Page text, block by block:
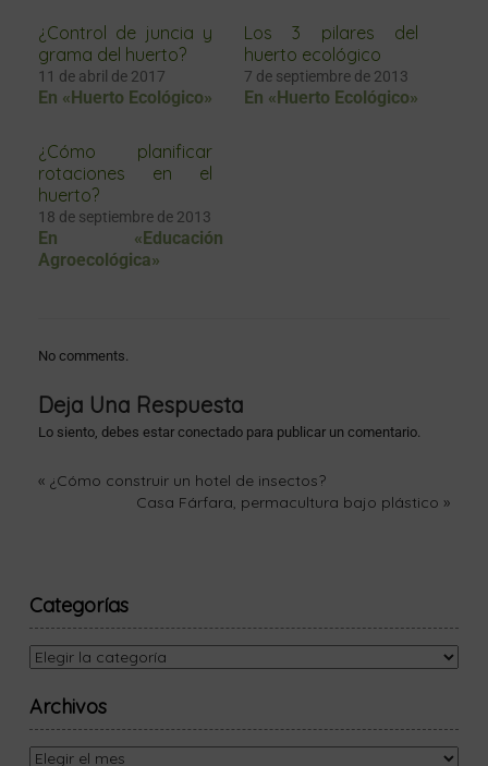
¿Control de juncia y
grama del huerto?
11 de abril de 2017
En «Huerto Ecológico»
Los 3 pilares del
huerto ecológico
7 de septiembre de 2013
En «Huerto Ecológico»
¿Cómo planificar
rotaciones en el
huerto?
18 de septiembre de 2013
En «Educación
Agroecológica»
No comments.
Deja Una Respuesta
Lo siento, debes estar conectado para publicar un comentario.
« ¿Cómo construir un hotel de insectos?
Casa Fárfara, permacultura bajo plástico »
Categorías
Archivos